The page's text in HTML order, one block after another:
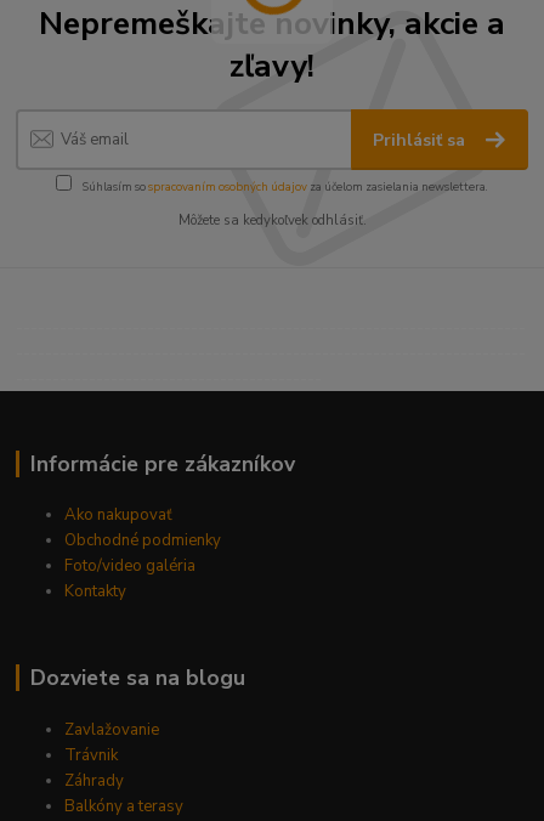
Nepremeškajte novinky, akcie a
zľavy!
Prihlásiť sa
Súhlasím sospracovaním osobných údajov za účelom zasielania newslettera.
Môžete sa kedykoľvek odhlásiť.
Informácie pre zákazníkov
Ako nakupovať
Obchodné podmienky
Foto/video galéria
Kontakty
Dozviete sa na blogu
Zavlažovanie
Trávnik
Záhrady
Balkóny a terasy